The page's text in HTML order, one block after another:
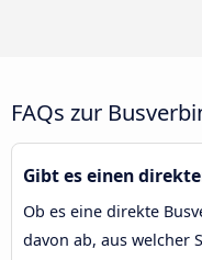
FAQs zur
Gibt es einen
Ob es eine direkte
davon ab, aus welcher